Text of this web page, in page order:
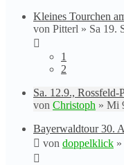
Kleines Tourchen
von Pitterl » Sa 19.
1
2
Sa. 12.9., Rossfeld-
von Christoph » Mi
Bayerwaldtour 30.
von doppelklick »